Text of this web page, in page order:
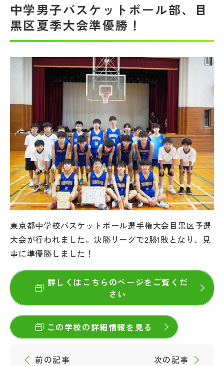
私学探検隊
説明会・イベント情報
よみもの
学校からのお知らせ
学校HP最新情報
特集
NettyLandかわら版
その他
お問い合わせ
個人情報保護方針
中学男子バスケットボール部、目
黒区夏季大会準優勝！
東京都中学校バスケットボール選手権大会目黒区予選
大会が行われました。決勝リーグで2勝1敗となり、見
事に準優勝しました！
詳しくはこちらのページをご覧くだ
さい
この学校の詳細情報を見る
前の記事
次の記事